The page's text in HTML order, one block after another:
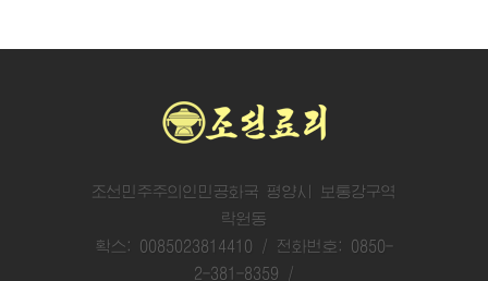
조선민주주의인민공화국 평양시 보통강구역
락원동
확스: 0085023814410 / 전화번호: 0850-
2-381-8359 /